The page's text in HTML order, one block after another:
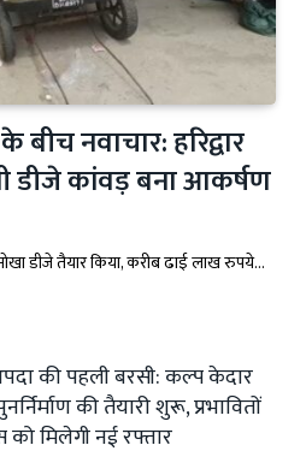
नवाचार: हरिद्वार
डीजे कांवड़ बना आकर्षण
डीजे तैयार किया, करीब ढाई लाख रुपये…
की पहली बरसी: कल्प केदार
की तैयारी शुरू, प्रभावितों
को मिलेगी नई रफ्तार